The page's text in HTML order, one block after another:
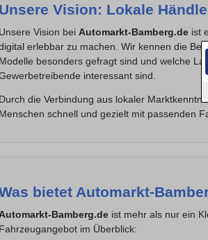
Unsere Vision: Lokale
Unsere Vision bei Automarkt-Bamberg.de ist
erlebbar zu machen. Wir kennen die
Modelle besonders gefragt sind und welche
interessant sind.
Durch die Verbindung aus lokaler
Menschen schnell und gezielt mit passenden
bietet Automarkt-
Bamberg.de ist mehr als nur ein
Fahrzeugangebot im Überblick: